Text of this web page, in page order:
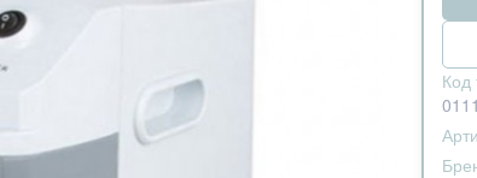
Код